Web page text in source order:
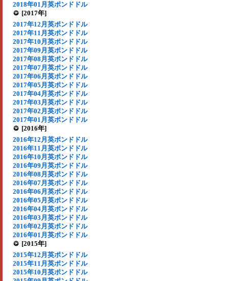
2018年01月英ポンドドル
[2017年]
2017年12月英ポンドドル
2017年11月英ポンドドル
2017年10月英ポンドドル
2017年09月英ポンドドル
2017年08月英ポンドドル
2017年07月英ポンドドル
2017年06月英ポンドドル
2017年05月英ポンドドル
2017年04月英ポンドドル
2017年03月英ポンドドル
2017年02月英ポンドドル
2017年01月英ポンドドル
[2016年]
2016年12月英ポンドドル
2016年11月英ポンドドル
2016年10月英ポンドドル
2016年09月英ポンドドル
2016年08月英ポンドドル
2016年07月英ポンドドル
2016年06月英ポンドドル
2016年05月英ポンドドル
2016年04月英ポンドドル
2016年03月英ポンドドル
2016年02月英ポンドドル
2016年01月英ポンドドル
[2015年]
2015年12月英ポンドドル
2015年11月英ポンドドル
2015年10月英ポンドドル